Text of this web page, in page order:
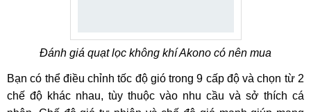
Đánh giá quạt lọc không khí Akono có nên mua
Bạn có thể điều chỉnh tốc độ gió trong 9 cấp độ và chọn từ 2
chế độ khác nhau, tùy thuộc vào nhu cầu và sở thích cá